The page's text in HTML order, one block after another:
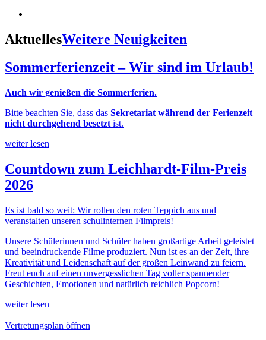
AktuellesWeitere Neuigkeiten
Sommerferienzeit – Wir sind im Urlaub!
Auch wir genießen die Sommerferien.
Bitte beachten Sie, dass das Sekretariat während der Ferienzeit
nicht durchgehend besetzt ist.
weiter lesen
Countdown zum Leichhardt-Film-Preis
2026
Es ist bald so weit: Wir rollen den roten Teppich aus und
veranstalten unseren schulinternen Filmpreis!
Unsere Schülerinnen und Schüler haben großartige Arbeit geleistet
und beeindruckende Filme produziert. Nun ist es an der Zeit, ihre
Kreativität und Leidenschaft auf der großen Leinwand zu feiern.
Freut euch auf einen unvergesslichen Tag voller spannender
Geschichten, Emotionen und natürlich reichlich Popcorn!
weiter lesen
Vertretungsplan öffnen